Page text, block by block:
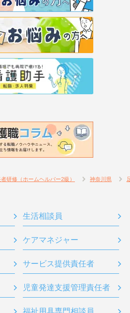
研修（ホームヘルパー2級） 神奈川県
生活相談員
ケアマネジャー
サービス提供責任者
児童発達支援管理責任者
福祉用具専門相談員